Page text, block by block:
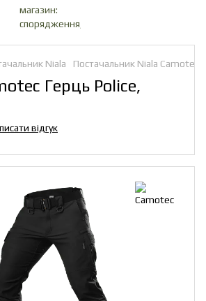
Niala Постачальник Niala Camotec
Герць Police,
відгук